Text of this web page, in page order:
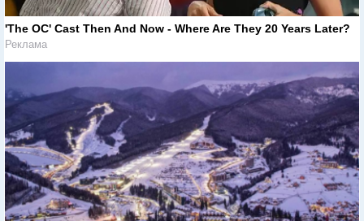
'The OC' Cast Then And Now - Where Are They 20 Years Later?
Реклама